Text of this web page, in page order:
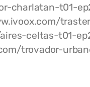
charlatan-t01-
celtas-t01-
trovador-